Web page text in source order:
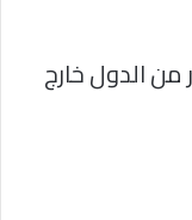
من الدول خارج